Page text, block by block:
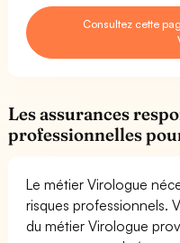
Consultez cette
Les assurances
professionnelles
Le métier Virologue
risques professionnels.
du métier Virologue